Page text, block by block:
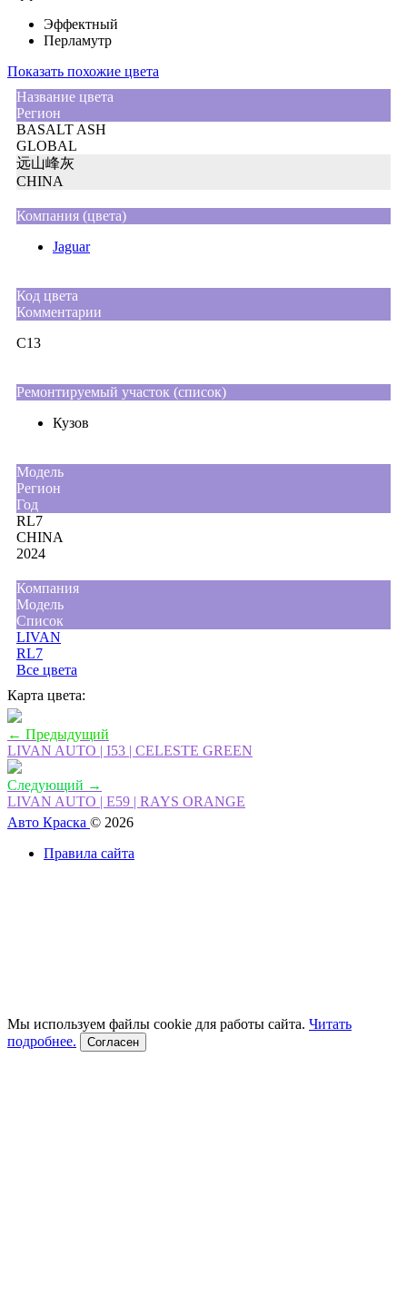
Эффектный
Перламутр
Показать похожие цвета
Название цвета
Регион
BASALT ASH
GLOBAL
远山峰灰
CHINA
Компания (цвета)
Jaguar
Код цвета
Комментарии
C13
Ремонтируемый участок (список)
Кузов
Moдель
Регион
Год
RL7
CHINA
2024
Компания
Модель
Список
LIVAN
RL7
Все цвета
Карта цвета:
← Предыдущий
LIVAN AUTO | I53 | CELESTE GREEN
Следующий →
LIVAN AUTO | E59 | RAYS ORANGE
Авто Краска © 2026
Правила сайта
Мы используем файлы cookie для работы сайта. Читать
подробнее.
Согласен